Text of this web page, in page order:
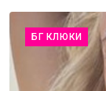
БГ КЛЮКИ